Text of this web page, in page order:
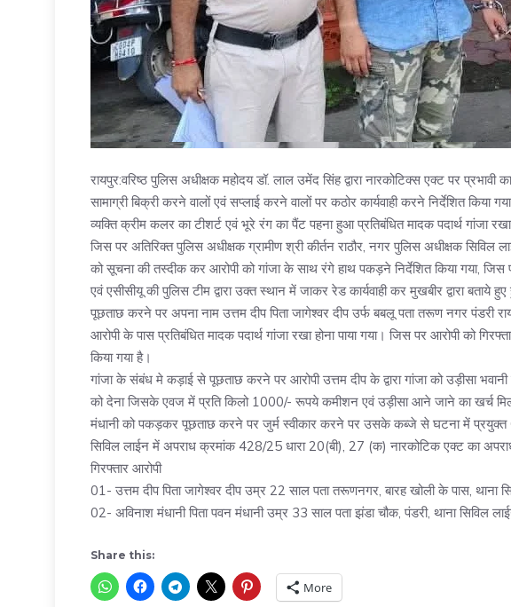
रायपुर:वरिष्ठ पुलिस अधीक्षक महोदय डॉ. लाल उमेंद सिंह द्वारा नारकोटिक्स एक्ट पर प्रभावी
सामाग्री बिक्री करने वालों एवं सप्लाई करने वालों पर कठोर कार्यवाही करने निर्देशित किया
व्यक्ति क्रीम कलर का टीशर्ट एवं भूरे रंग का पैंट पहना हुआ प्रतिबंधित मादक पदार्थ गांजा
जिस पर अतिरिक्त पुलिस अधीक्षक ग्रामीण श्री कीर्तन राठौर, नगर पुलिस अधीक्षक सिविल
को सूचना की तस्दीक कर आरोपी को गांजा के साथ रंगे हाथ पकड़ने निर्देशित किया गया, जिस
एवं एसीसीयू की पुलिस टीम द्वारा उक्त स्थान में जाकर रेड कार्यवाही कर मुखबीर द्वारा
पूछताछ करने पर अपना नाम उत्तम दीप पिता जागेश्वर दीप उर्फ बबलू पता तरूण नगर पंडरी
आरोपी के पास प्रतिबंधित मादक पदार्थ गांजा रखा होना पाया गया। जिस पर आरोपी को
किया गया है।
गांजा के संबंध मे कड़ाई से पूछताछ करने पर आरोपी उत्तम दीप के द्वारा गांजा को उड़ीसा
को देना जिसके एवज में प्रति किलो 1000/- रूपये कमीशन एवं उड़ीसा आने जाने का खर्च
मंधानी को पकड़कर पूछताछ करने पर जुर्म स्वीकार करने पर उसके कब्जे से घटना में प्रयुक्त
सिविल लाईन में अपराध क्रमांक 428/25 धारा 20(बी), 27 (क) नारकोटिक एक्ट का अपराध
गिरफ्तार आरोपी
01- उत्तम दीप पिता जागेश्वर दीप उम्र 22 साल पता तरूणनगर, बारह खोली के पास, थाना
02- अविनाश मंधानी पिता पवन मंधानी उम्र 33 साल पता झंडा चौक, पंडरी, थाना सिविल
Share this:
More